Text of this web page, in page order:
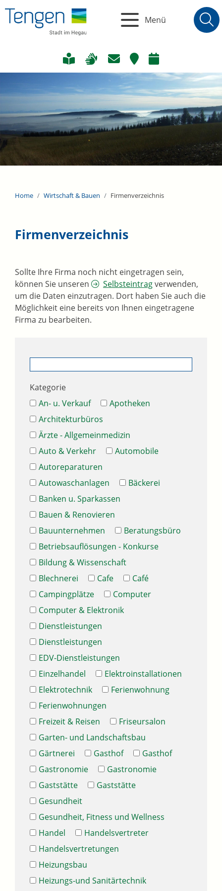
Menü
Home Wirtschaft & Bauen Firmenverzeichnis
Firmenverzeichnis
Sollte Ihre Firma noch nicht eingetragen sein,
können Sie unseren
Selbsteintragverwenden,
um die Daten einzutragen. Dort haben Sie auch die
Möglichkeit eine bereits von Ihnen eingetragene
Firma zu bearbeiten.
Kategorie
An- u. Verkauf
Apotheken
Architekturbüros
Ärzte - Allgemeinmedizin
Auto & Verkehr
Automobile
Autoreparaturen
Autowaschanlagen
Bäckerei
Banken u. Sparkassen
Bauen & Renovieren
Bauunternehmen
Beratungsbüro
Betriebsauflösungen - Konkurse
Bildung & Wissenschaft
Blechnerei
Cafe
Café
Campingplätze
Computer
Computer & Elektronik
Dienstleistungen
Dienstleistungen
EDV-Dienstleistungen
Einzelhandel
Elektroinstallationen
Elektrotechnik
Ferienwohnung
Ferienwohnungen
Freizeit & Reisen
Friseursalon
Garten- und Landschaftsbau
Gärtnerei
Gasthof
Gasthof
Gastronomie
Gastronomie
Gaststätte
Gaststätte
Gesundheit
Gesundheit, Fitness und Wellness
Handel
Handelsvertreter
Handelsvertretungen
Heizungsbau
Heizungs-und Sanitärtechnik